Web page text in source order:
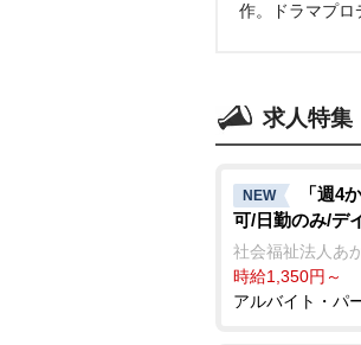
作。ドラマプロ
求人特集
NEW
「週4
可/日勤のみ/デ
社会福祉法人あ
時給1,350円～
アルバイト・パ